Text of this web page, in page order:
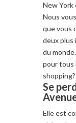
New York
Nous
que vous
deux plus
du
pour tous
shopping?
Se
Elle est